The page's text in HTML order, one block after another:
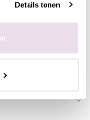
Details tonen
een
hard deze uit.